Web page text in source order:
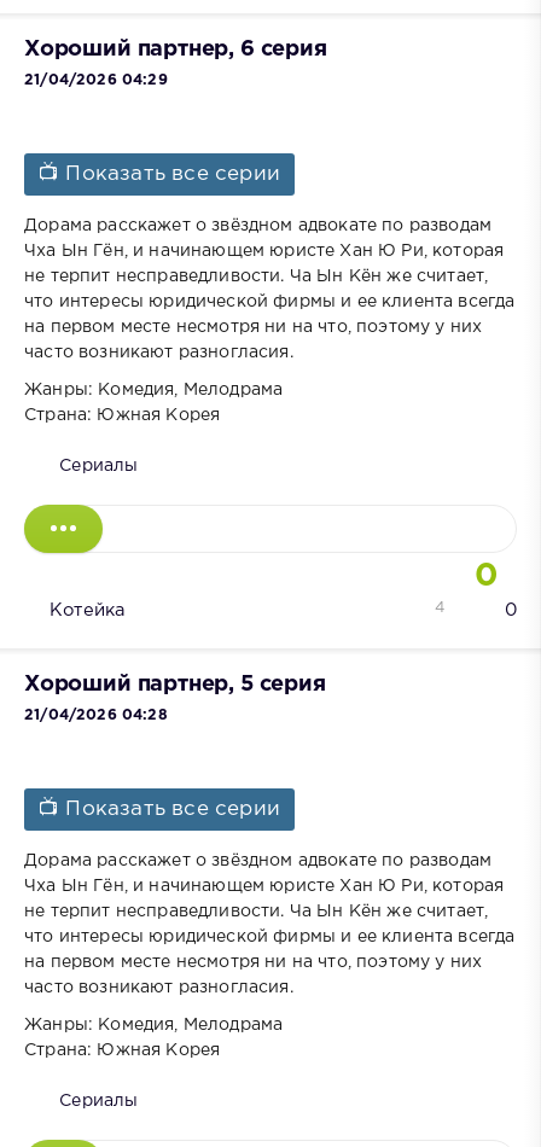
Хороший партнер, 6 серия
21/04/2026 04:29
📺 Показать все серии
Дорама расскажет о звёздном адвокате по разводам
Чха Ын Гён, и начинающем юристе Хан Ю Ри, которая
не терпит несправедливости. Ча Ын Кён же считает,
что интересы юридической фирмы и ее клиента всегда
на первом месте несмотря ни на что, поэтому у них
часто возникают разногласия.
Жанры: Комедия, Мелодрама
Страна: Южная Корея
Сериалы
0
Котейка 0
4
Хороший партнер, 5 серия
21/04/2026 04:28
📺 Показать все серии
Дорама расскажет о звёздном адвокате по разводам
Чха Ын Гён, и начинающем юристе Хан Ю Ри, которая
не терпит несправедливости. Ча Ын Кён же считает,
что интересы юридической фирмы и ее клиента всегда
на первом месте несмотря ни на что, поэтому у них
часто возникают разногласия.
Жанры: Комедия, Мелодрама
Страна: Южная Корея
Сериалы